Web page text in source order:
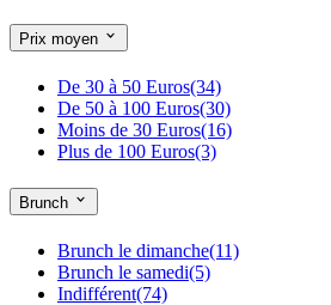
Prix moyen
De 30 à 50 Euros(34)
De 50 à 100 Euros(30)
Moins de 30 Euros(16)
Plus de 100 Euros(3)
Brunch
Brunch le dimanche(11)
Brunch le samedi(5)
Indifférent(74)